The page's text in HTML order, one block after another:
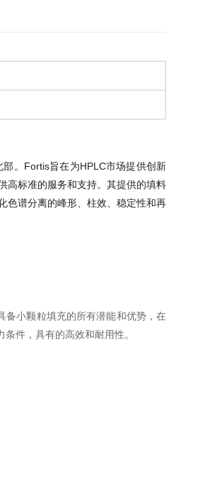
。Fortis旨在为HPLC市场提供创新
高标准的服务和支持。其提供的填料
色谱分离的峰形、柱效、稳定性和再
备小颗粒填充的所有潜能和优势，在
件，具有的高效和耐用性。